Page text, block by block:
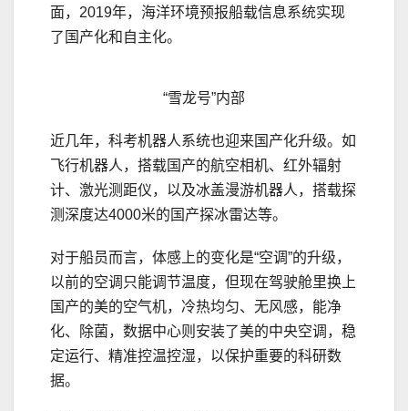
面，2019年，海洋环境预报船载信息系统实现
了国产化和自主化。
“雪龙号”内部
近几年，科考机器人系统也迎来国产化升级。如
飞行机器人，搭载国产的航空相机、红外辐射
计、激光测距仪，以及冰盖漫游机器人，搭载探
测深度达4000米的国产探冰雷达等。
对于船员而言，体感上的变化是“空调”的升级，
以前的空调只能调节温度，但现在驾驶舱里换上
国产的美的空气机，冷热均匀、无风感，能净
化、除菌，数据中心则安装了美的中央空调，稳
定运行、精准控温控湿，以保护重要的科研数
据。